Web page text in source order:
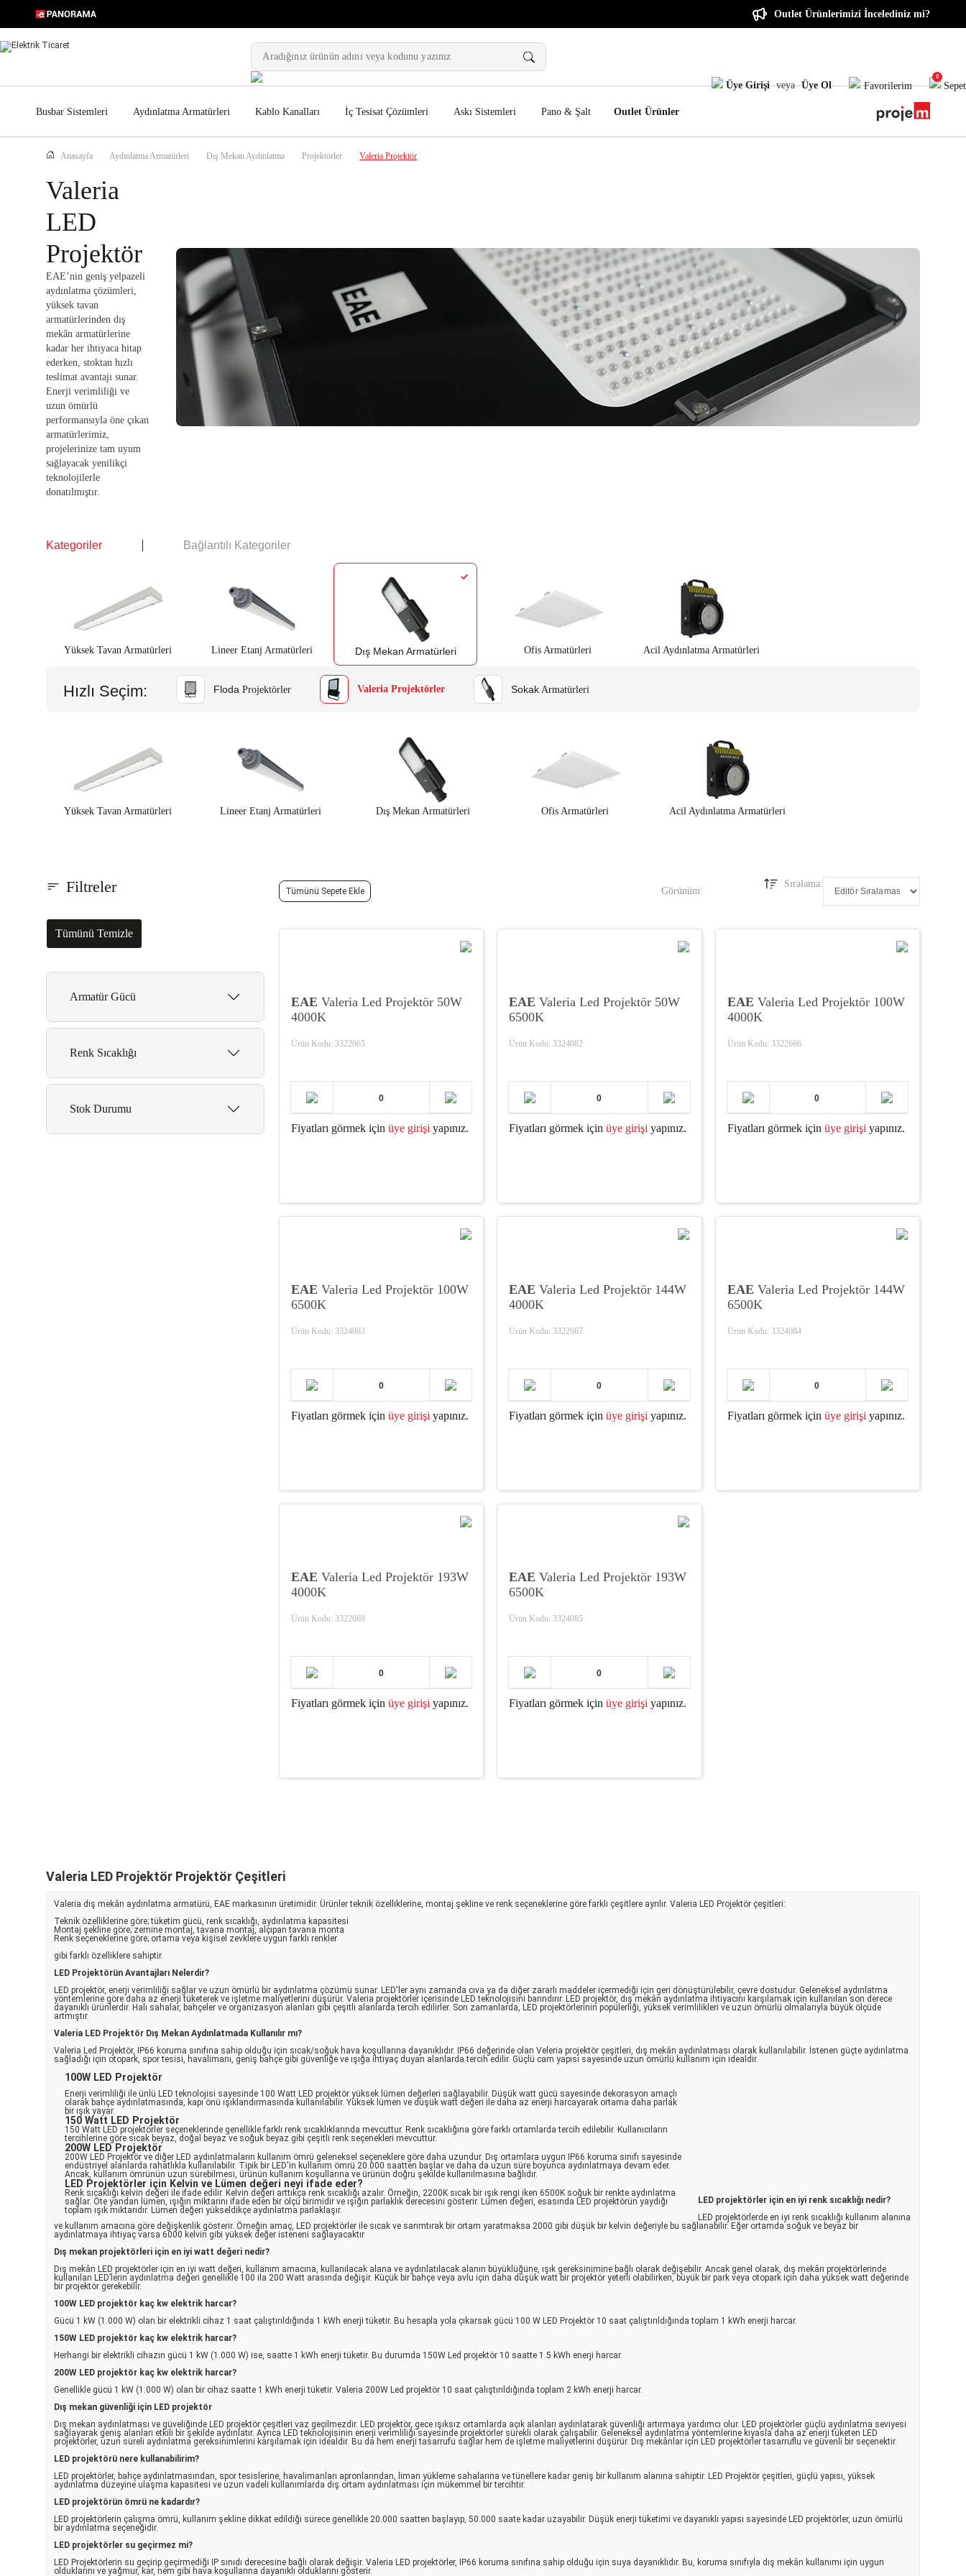
Outlet Ürünlerimizi İncelediniz mi?
Üye Girişi veya Üye Ol Favorilerim
0
Sepet
Busbar Sistemleri Aydınlatma Armatürleri Kablo Kanalları İç Tesisat Çözümleri Askı Sistemleri Pano & Şalt Outlet Ürünler
Anasayfa Aydınlatma Armatürleri Dış Mekan Aydınlatma Projektörler Valeria Projektör
Valeria
LED
Projektör
EAE’nin geniş yelpazeli
aydınlatma çözümleri,
yüksek tavan
armatürlerinden dış
mekân armatürlerine
kadar her ihtiyaca hitap
ederken, stoktan hızlı
teslimat avantajı sunar.
Enerji verimliliği ve
uzun ömürlü
performansıyla öne çıkan
armatürlerimiz,
projelerinize tam uyum
sağlayacak yenilikçi
teknolojilerle
donatılmıştır.
Kategoriler Bağlantılı Kategoriler
Yüksek Tavan Armatürleri Lineer Etanj Armatürleri Dış Mekan Armatürleri Ofis Armatürleri Acil Aydınlatma Armatürleri
Hızlı Seçim: Floda Projektörler Valeria Projektörler Sokak Armatürleri
Yüksek Tavan Armatürleri Lineer Etanj Armatürleri Dış Mekan Armatürleri Ofis Armatürleri Acil Aydınlatma Armatürleri
Filtreler
Tümünü Temizle
Armatür Gücü
50W
100W
Renk Sıcaklığı
4000K
Stok Durumu
Stoktakiler
Tümünü Sepete Ekle Görünüm:
Sıralama:
EAE Valeria Led Projektör 50W
4000K
Ürün Kodu: 3322665
Fiyatları görmek için üye girişi yapınız.
EAE Valeria Led Projektör 50W
6500K
Ürün Kodu: 3324082
Fiyatları görmek içinüye girişi yapınız.
EAE Valeria Led Projektör 100W
4000K
Ürün Kodu: 3322666
Fiyatları görmek için üye girişi yapınız.
EAE Valeria Led Projektör 100W
6500K
Ürün Kodu: 3324083
Fiyatları görmek için üye girişi yapınız.
EAE Valeria Led Projektör 144W
4000K
Ürün Kodu: 3322667
Fiyatları görmek içinüye girişi yapınız.
EAE Valeria Led Projektör 144W
6500K
Ürün Kodu: 3324084
Fiyatları görmek için üye girişi yapınız.
EAE Valeria Led Projektör 193W
4000K
Ürün Kodu: 3322669
Fiyatları görmek için üye girişi yapınız.
EAE Valeria Led Projektör 193W
6500K
Ürün Kodu: 3324085
Fiyatları görmek içinüye girişi yapınız.
Valeria LED Projektör Projektör Çeşitleri
Valeria dış mekân aydınlatma armatürü, EAE markasının üretimidir. Ürünler teknik özelliklerine, montaj şekline ve renk seçeneklerine göre farklı çeşitlere ayrılır. Valeria LED Projektör çeşitleri:
Teknik özelliklerine göre; tüketim gücü, renk sıcaklığı, aydınlatma kapasitesi
Montaj şekline göre; zemine montaj, tavana montaj, alçıpan tavana monta
Renk seçeneklerine göre; ortama veya kişisel zevklere uygun farklı renkler
gibi farklı özelliklere sahiptir.
LED Projektörün Avantajları Nelerdir?
LED projektör, enerji verimliliği sağlar ve uzun ömürlü bir aydınlatma çözümü sunar. LED'ler aynı zamanda cıva ya da diğer zararlı maddeler içermediği için geri dönüştürülebilir, çevre dostudur. Geleneksel aydınlatma
yöntemlerine göre daha az enerji tüketerek ve işletme maliyetlerini düşürür. Valeria projektörler içerisinde LED teknolojisini barındırır. LED projektör, dış mekân aydınlatma ihtiyacını karşılamak için kullanılan son derece
dayanıklı ürünlerdir. Halı sahalar, bahçeler ve organizasyon alanları gibi çeşitli alanlarda tercih edilirler. Son zamanlarda, LED projektörlerinin popülerliği, yüksek verimlilikleri ve uzun ömürlü olmalarıyla büyük ölçüde
artmıştır.
Valeria LED Projektör Dış Mekan Aydınlatmada Kullanılır mı?
Valeria Led Projektör, IP66 koruma sınıfına sahip olduğu için sıcak/soğuk hava koşullarına dayanıklıdır. IP66 değerinde olan Veleria projektör çeşitleri, dış mekân aydınlatması olarak kullanılabilir. İstenen güçte aydınlatma
sağladığı için otopark, spor tesisi, havalimanı, geniş bahçe gibi güvenliğe ve ışığa ihtiyaç duyan alanlarda tercih edilir. Güçlü cam yapısı sayesinde uzun ömürlü kullanım için idealdir.
100W LED Projektör
Enerji verimliliği ile ünlü LED teknolojisi sayesinde 100 Watt LED projektör yüksek lümen değerleri sağlayabilir. Düşük watt gücü sayesinde dekorasyon amaçlı
olarak bahçe aydınlatmasında, kapı önü ışıklandırmasında kullanılabilir. Yüksek lümen ve düşük watt değeri ile daha az enerji harcayarak ortama daha parlak
bir ışık yayar.
150 Watt LED Projektör
150 Watt LED projektörler seçeneklerinde genellikle farklı renk sıcaklıklarında mevcuttur. Renk sıcaklığına göre farklı ortamlarda tercih edilebilir. Kullanıcıların
tercihlerine göre sıcak beyaz, doğal beyaz ve soğuk beyaz gibi çeşitli renk seçenekleri mevcuttur.
200W LED Projektör
200W LED Projektör ve diğer LED aydınlatmaların kullanım ömrü geleneksel seçeneklere göre daha uzundur. Dış ortamlara uygun IP66 koruma sınıfı sayesinde
endüstriyel alanlarda rahatlıkla kullanılabilir. Tipik bir LED'in kullanım ömrü 20.000 saatten başlar ve daha da uzun süre boyunca aydınlatmaya devam eder.
Ancak, kullanım ömrünün uzun sürebilmesi, ürünün kullanım koşullarına ve ürünün doğru şekilde kullanılmasına bağlıdır.
LED Projektörler için Kelvin ve Lümen değeri neyi ifade eder?
Renk sıcaklığı kelvin değeri ile ifade edilir. Kelvin değeri arttıkça renk sıcaklığı azalır. Örneğin, 2200K sıcak bir ışık rengi iken 6500K soğuk bir renkte aydınlatma
sağlar. Öte yandan lümen, ışığın miktarını ifade eden bir ölçü birimidir ve ışığın parlaklık derecesini gösterir. Lümen değeri, esasında LED projektörün yaydığı
toplam ışık miktarıdır. Lümen değeri yükseldikçe aydınlatma parlaklaşır.
LED projektörler için en iyi renk sıcaklığı nedir?
LED projektörlerde en iyi renk sıcaklığı kullanım alanına
ve kullanım amacına göre değişkenlik gösterir. Örneğin amaç, LED projektörler ile sıcak ve sarımtırak bir ortam yaratmaksa 2000 gibi düşük bir kelvin değeriyle bu sağlanabilir. Eğer ortamda soğuk ve beyaz bir
aydınlatmaya ihtiyaç varsa 6000 kelvin gibi yüksek değer isteneni sağlayacaktır
Dış mekan projektörleri için en iyi watt değeri nedir?
Dış mekân LED projektörler için en iyi watt değeri, kullanım amacına, kullanılacak alana ve aydınlatılacak alanın büyüklüğüne, ışık gereksinimine bağlı olarak değişebilir. Ancak genel olarak, dış mekân projektörlerinde
kullanılan LED’lerin aydınlatma değeri genellikle 100 ila 200 Watt arasında değişir. Küçük bir bahçe veya avlu için daha düşük watt bir projektör yeterli olabilirken, büyük bir park veya otopark için daha yüksek watt değerinde
bir projektör gerekebilir.
100W LED projektör kaç kw elektrik harcar?
Gücü 1 kW (1.000 W) olan bir elektrikli cihaz 1 saat çalıştırıldığında 1 kWh enerji tüketir. Bu hesapla yola çıkarsak gücü 100 W LED Projektör 10 saat çalıştırıldığında toplam 1 kWh enerji harcar.
150W LED projektör kaç kw elektrik harcar?
Herhangi bir elektrikli cihazın gücü 1 kW (1.000 W) ise, saatte 1 kWh enerji tüketir. Bu durumda 150W Led projektör 10 saatte 1.5 kWh enerji harcar.
200W LED projektör kaç kw elektrik harcar?
Genellikle gücü 1 kW (1.000 W) olan bir cihaz saatte 1 kWh enerji tüketir. Valeria 200W Led projektör 10 saat çalıştırıldığında toplam 2 kWh enerji harcar.
Dış mekan güvenliği için LED projektör
Dış mekan aydınlatması ve güveliğinde LED projektör çeşitleri vaz geçilmezdir. LED projektör, gece ışıksız ortamlarda açık alanları aydınlatarak güvenliği artırmaya yardımcı olur. LED projektörler güçlü aydınlatma seviyesi
sağlayarak geniş alanları etkili bir şekilde aydınlatır. Ayrıca LED teknolojisinin enerji verimliliği sayesinde projektörler sürekli olarak çalışabilir. Geleneksel aydınlatma yöntemlerine kıyasla daha az enerji tüketen LED
projektörler, uzun süreli aydınlatma gereksinimlerini karşılamak için idealdir. Bu da hem enerji tasarrufu sağlar hem de işletme maliyetlerini düşürür. Dış mekânlar için LED projektörler tasarruflu ve güvenli bir seçenektir.
LED projektörü nere kullanabilirim?
LED projektörler, bahçe aydınlatmasından, spor tesislerine, havalimanları apronlarından, liman yükleme sahalarına ve tünellere kadar geniş bir kullanım alanına sahiptir. LED Projektör çeşitleri, güçlü yapısı, yüksek
aydınlatma düzeyine ulaşma kapasitesi ve uzun vadeli kullanımlarda dış ortam aydınlatması için mükemmel bir tercihtir.
LED projektörün ömrü ne kadardır?
LED projektörlerin çalışma ömrü, kullanım şekline dikkat edildiği sürece genellikle 20.000 saatten başlayıp, 50.000 saate kadar uzayabilir. Düşük enerji tüketimi ve dayanıklı yapısı sayesinde LED projektörler, uzun ömürlü
bir aydınlatma seçeneğidir.
LED projektörler su geçirmez mi?
LED Projektörlerin su geçirip geçirmediği IP sınıdı derecesine bağlı olarak değişir. Valeria LED projektörler, IP66 koruma sınıfına sahip olduğu için suya dayanıklıdır. Bu, koruma sınıfıyla dış mekân kullanımı için uygun
olduklarını ve yağmur, kar, nem gibi hava koşullarına dayanıklı olduklarını gösterir.